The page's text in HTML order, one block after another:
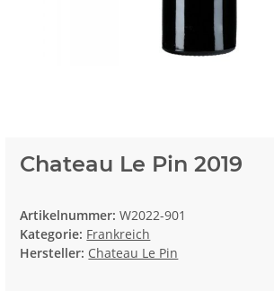
Chateau Le Pin 2019
Artikelnummer:W2022-901
Kategorie: Frankreich
Hersteller: Chateau Le Pin